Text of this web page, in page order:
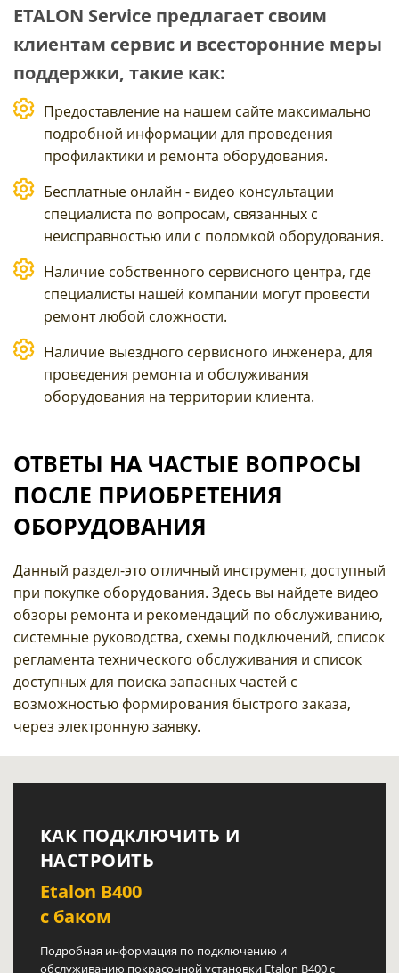
ETALON Service предлагает своим
клиентам сервис и всесторонние меры
поддержки, такие как:
Предоставление на нашем сайте максимально
подробной информации для проведения
профилактики и ремонта оборудования.
Бесплатные онлайн - видео консультации
специалиста по вопросам, связанных с
неисправностью или с поломкой оборудования.
Наличие собственного сервисного центра, где
специалисты нашей компании могут провести
ремонт любой сложности.
Наличие выездного сервисного инженера, для
проведения ремонта и обслуживания
оборудования на территории клиента.
ОТВЕТЫ НА ЧАСТЫЕ ВОПРОСЫ
ПОСЛЕ ПРИОБРЕТЕНИЯ
ОБОРУДОВАНИЯ
Данный раздел-это отличный инструмент, доступный
при покупке оборудования. Здесь вы найдете видео
обзоры ремонта и рекомендаций по обслуживанию,
системные руководства, схемы подключений, список
регламента технического обслуживания и список
доступных для поиска запасных частей с
возможностью формирования быстрого заказа,
через электронную заявку.
КАК ПОДКЛЮЧИТЬ И
НАСТРОИТЬ
Etalon B400
с баком
Подробная информация по подключению и
обслуживанию покрасочной установки Etalon В400 с